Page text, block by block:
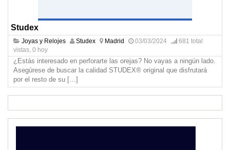
Studex
Joyas y Relojes Studex Madrid 03/03/2024
681 total
vistas, 0 hoy
¿Estás interesado en perforarte las orejas? No vayas a ningún lado.
Asegúrese de buscar la calidad STUDEX® original que disfrutará
por el resto de su […]